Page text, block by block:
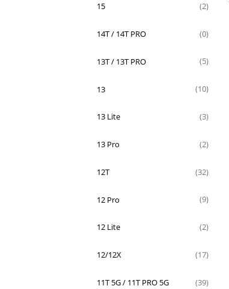
15 (2)
14T / 14T PRO (0)
13T / 13T PRO (5)
13 (10)
13 Lite (3)
13 Pro (2)
12T (32)
12 Pro (9)
12 Lite (2)
12/12X (17)
11T 5G / 11T PRO 5G (39)